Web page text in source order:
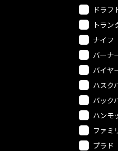
ドラフ
トラン
ナイフ
バーナ
バイヤ
ハスク
バック
ハンモ
ファミ
プラド